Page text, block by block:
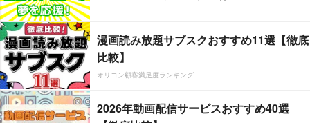
漫画読み放題サブスクおすすめ11選【徹底
比較】
オリコン顧客満足度ランキング
2026年動画配信サービスおすすめ40選